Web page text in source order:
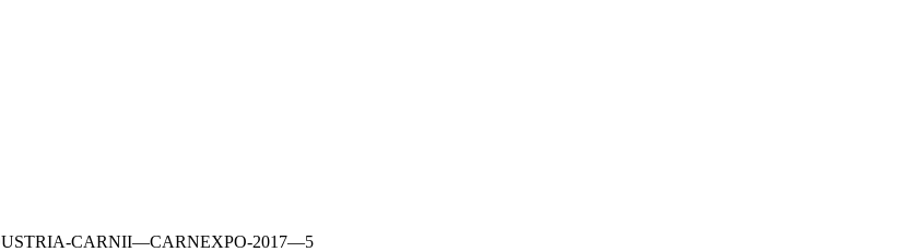
CARNII—CARNEXPO-2017—5